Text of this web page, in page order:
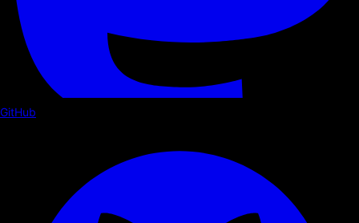
GitHub